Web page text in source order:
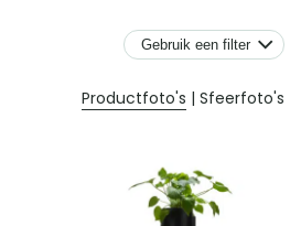
Productfoto's | Sfeerfoto's
Gebruik een filter